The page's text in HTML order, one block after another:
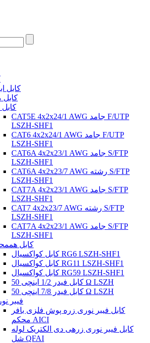
کابل
CAT5E 4x2x24/1 AWG جامد F/UTP
LSZH-SHF1
CAT6 4x2x24/1 AWG جامد F/UTP
LSZH-SHF1
CAT6A 4x2x23/1 AWG جامد S/FTP
LSZH-SHF1
CAT6A 4x2x23/7 AWG رشته S/FTP
LSZH-SHF1
CAT7A 4x2x23/1 AWG جامد S/FTP
LSZH-SHF1
CAT7 4x2x23/7 AWG رشته S/FTP
LSZH-SHF1
CAT7A 4x2x23/1 AWG جامد S/FTP
LSZH-SHF1
کابل
کابل کواکسیال RG6 LSZH-SHF1
کابل کواکسیال RG11 LSZH-SHF1
کابل کواکسیال RG59 LSZH-SHF1
کابل فیدر 1/2 اینچی 50 Ω LSZH
کابل فیدر 7/8 اینچی 50 Ω LSZH
فیبر
کابل فیبر نوری زره ​​پوش فلزی بافر
محکم AICI
کابل فیبر نوری زرهی دی الکتریک لوله
شل QFAI